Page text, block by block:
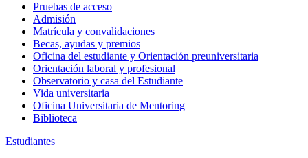
Pruebas de acceso
Admisión
Matrícula y convalidaciones
Becas, ayudas y premios
Oficina del estudiante y Orientación preuniversitaria
Orientación laboral y profesional
Observatorio y casa del Estudiante
Vida universitaria
Oficina Universitaria de Mentoring
Biblioteca
Estudiantes